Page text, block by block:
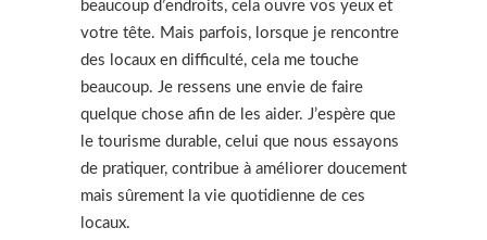
beaucoup d’endroits, cela ouvre vos yeux et
votre tête. Mais parfois, lorsque je rencontre
des locaux en difficulté, cela me touche
beaucoup. Je ressens une envie de faire
quelque chose afin de les aider. J’espère que
le tourisme durable, celui que nous essayons
de pratiquer, contribue à améliorer doucement
mais sûrement la vie quotidienne de ces
locaux.